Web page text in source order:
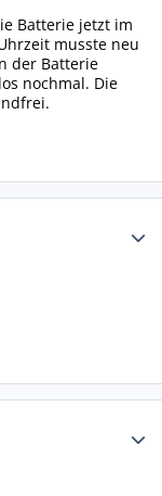
Batterie jetzt im
musste neu
der Batterie
nochmal. Die